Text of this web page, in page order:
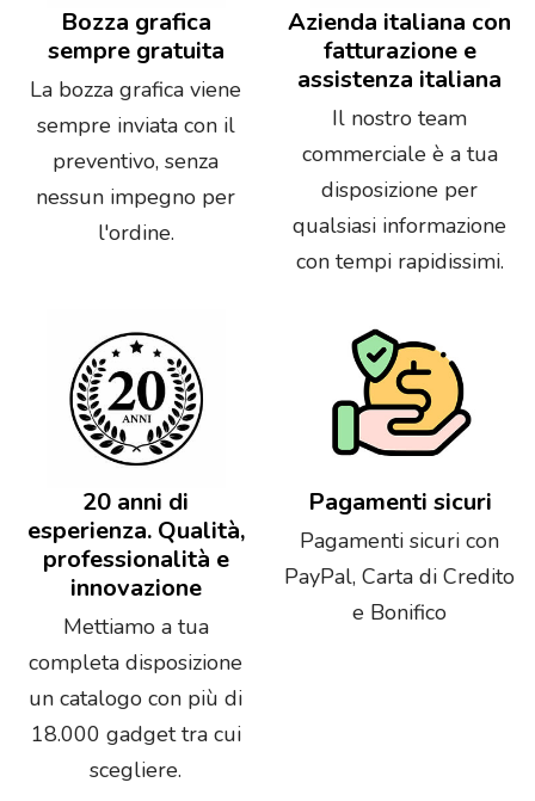
Bozza grafica
sempre gratuita
La bozza grafica viene
sempre inviata con il
preventivo, senza
nessun impegno per
l'ordine.
Azienda italiana con
fatturazione e
assistenza italiana
Il nostro team
commerciale è a tua
disposizione per
qualsiasi informazione
con tempi rapidissimi.
20 anni di
esperienza. Qualità,
professionalità e
innovazione
Mettiamo a tua
completa disposizione
un catalogo con più di
18.000 gadget tra cui
scegliere.
Pagamenti sicuri
Pagamenti sicuri con
PayPal, Carta di Credito
e Bonifico